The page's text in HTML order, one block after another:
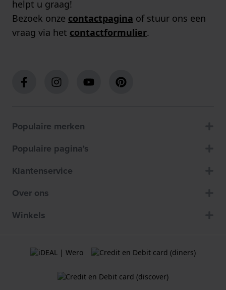
helpt u graag!
Bezoek onze contactpagina of stuur ons een
vraag via het contactformulier.
Populaire merken
Populaire pagina's
Klantenservice
Over ons
Winkels